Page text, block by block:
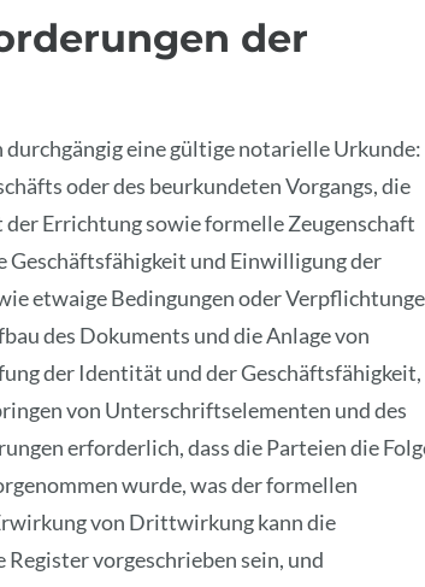
der
eine gültige notarielle Urkunde:
oder des beurkundeten Vorgangs, die
Errichtung sowie formelle Zeugenschaft
Geschäftsfähigkeit und Einwilligung der
etwaige Bedingungen oder
des Dokuments und die Anlage von
der Identität und der Geschäftsfähigkeit,
von Unterschriftselementen und des
erforderlich, dass die Parteien die
wurde, was der formellen
von Drittwirkung kann die
vorgeschrieben sein, und